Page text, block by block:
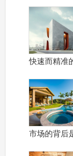
快速而精准
市场的背后